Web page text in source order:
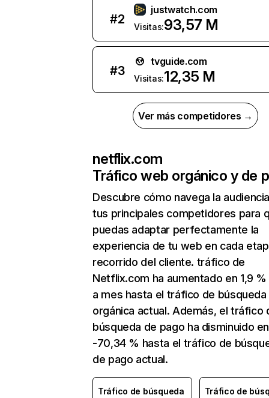
#2
justwatch.com
Visitas:93,57 M
#3
tvguide.com
Visitas:12,35 M
Ver más competidores →
netflix.com
Tráfico web orgánico y de
Descubre cómo navega la
tus principales competidores para
puedas adaptar perfectamente la
experiencia de tu web en cada
recorrido del cliente. tráfico de
Netflix.com ha aumentado en 1,9
a mes hasta el tráfico de búsqueda
orgánica actual. Además, el tráfico
búsqueda de pago ha disminuido en
-70,34 % hasta el tráfico de
de pago actual.
Tráfico de búsqueda
Tráfico de